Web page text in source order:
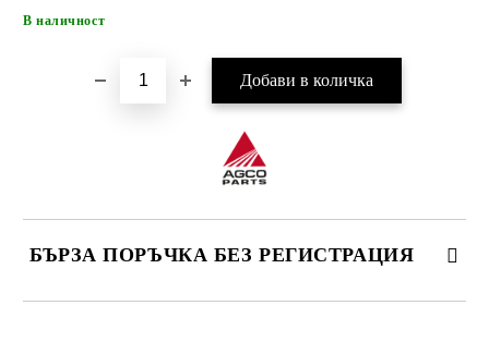
В наличност
БЪРЗА ПОРЪЧКА БЕЗ РЕГИСТРАЦИЯ